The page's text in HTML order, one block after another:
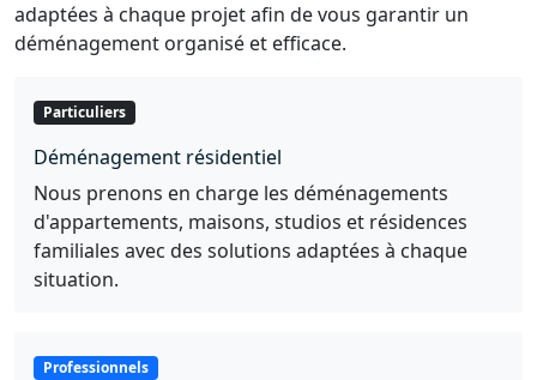
adaptées à chaque projet afin de vous garantir un
déménagement organisé et efficace.
Particuliers
Déménagement résidentiel
Nous prenons en charge les déménagements
d'appartements, maisons, studios et résidences
familiales avec des solutions adaptées à chaque
situation.
Professionnels